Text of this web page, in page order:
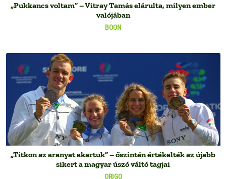
BOON
„Pukkancs voltam” – Vitray Tamás elárulta, milyen ember
valójában
ORIGO
„Titkon az aranyat akartuk” – őszintén értékelték az újabb
sikert a magyar úszó váltó tagjai